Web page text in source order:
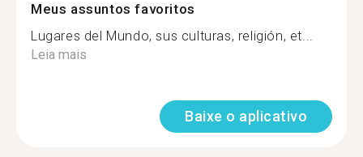
Meus assuntos favoritos
Lugares del Mundo, sus culturas, religión, et...
Leia mais
Baixe o aplicativo